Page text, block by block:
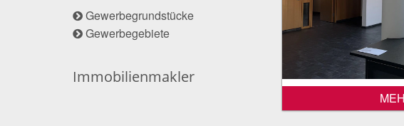
Gewerbegrundstücke
Gewerbegebiete
Immobilienmakler